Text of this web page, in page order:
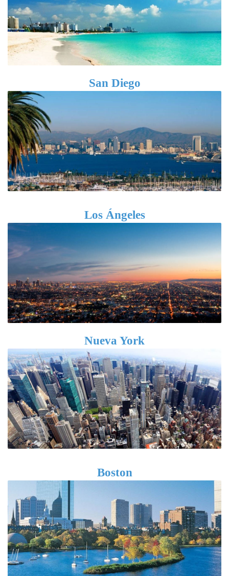
San Diego
Los Ángeles
Nueva York
Boston